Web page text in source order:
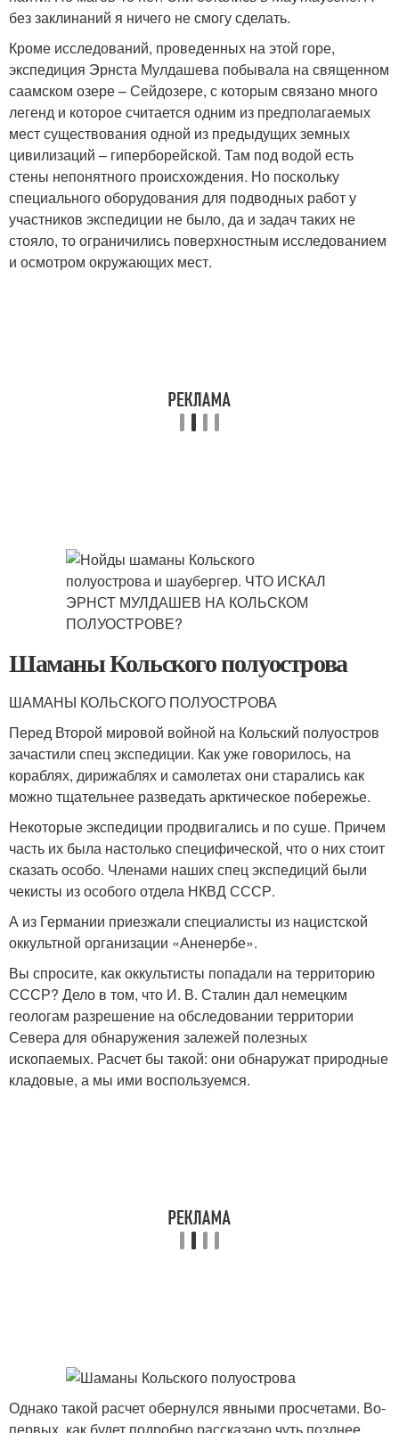
без заклинаний я ничего не смогу сделать.
Кроме исследований, проведенных на этой горе,
экспедиция Эрнста Мулдашева побывала на священном
саамском озере – Сейдозере, с которым связано много
легенд и которое считается одним из предполагаемых
мест существования одной из предыдущих земных
цивилизаций – гиперборейской. Там под водой есть
стены непонятного происхождения. Но поскольку
специального оборудования для подводных работ у
участников экспедиции не было, да и задач таких не
стояло, то ограничились поверхностным исследованием
и осмотром окружающих мест.
Шаманы Кольского полуострова
ШАМАНЫ КОЛЬСКОГО ПОЛУОСТРОВА
Перед Второй мировой войной на Кольский полуостров
зачастили спец экспедиции. Как уже говорилось, на
кораблях, дирижаблях и самолетах они старались как
можно тщательнее разведать арктическое побережье.
Некоторые экспедиции продвигались и по суше. Причем
часть их была настолько специфической, что о них стоит
сказать особо. Членами наших спец экспедиций были
чекисты из особого отдела НКВД СССР.
А из Германии приезжали специалисты из нацистской
оккультной организации «Аненербе».
Вы спросите, как оккультисты попадали на территорию
СССР? Дело в том, что И. В. Сталин дал немецким
геологам разрешение на обследовании территории
Севера для обнаружения залежей полезных
ископаемых. Расчет бы такой: они обнаружат природные
кладовые, а мы ими воспользуемся.
Однако такой расчет обернулся явными просчетами. Во-
первых, как будет подробно рассказано чуть позднее,